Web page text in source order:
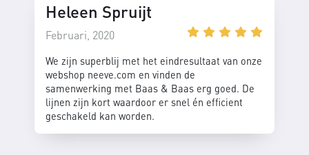
Heleen Spruijt
Februari, 2020
We zijn superblij met het eindresultaat van onze
webshop neeve.com en vinden de
samenwerking met Baas & Baas erg goed. De
lijnen zijn kort waardoor er snel én efficient
geschakeld kan worden.